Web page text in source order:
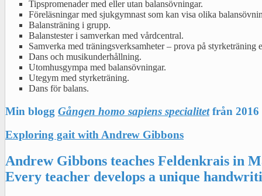
Tipspromenader med eller utan balansövningar.
Föreläsningar med sjukgymnast som kan visa olika
Balansträning i grupp.
Balanstester i samverkan med vårdcentral.
Samverka med träningsverksamheter – prova på
Dans och musikunderhållning.
Utomhusgympa med balansövningar.
Utegym med styrketräning.
Dans för balans.
Min blogg Gången homo sapiens specialitetfrån 2016
Exploring gait with Andrew Gibbons
Andrew Gibbons teaches Feldenkrais in
Every teacher develops a unique